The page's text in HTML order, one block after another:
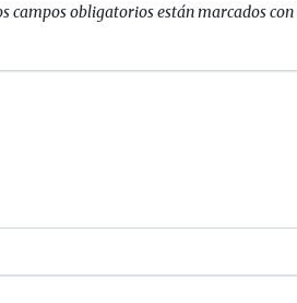
campos obligatorios están marcados con